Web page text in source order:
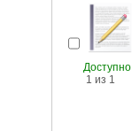
Доступно
1 из 1